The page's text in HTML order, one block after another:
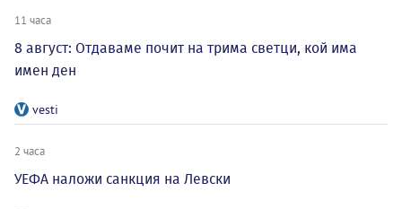
11 часа
8 август: Отдаваме почит на трима светци, кой има
имен ден
vesti
2 часа
УЕФА наложи санкция на Левски